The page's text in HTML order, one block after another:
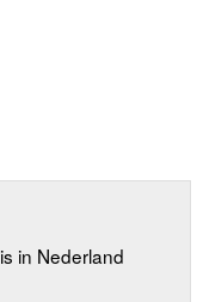
in Nederland